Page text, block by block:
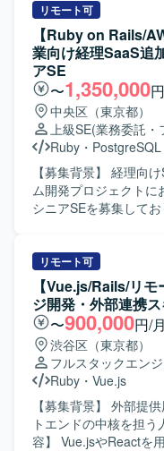
だきます。新機能追
チューニングなどを
反映していきます。 【求める人物像】 プロダクトや事業の
課題を理解しながら主
求めています。チーム
ラミングなどの開発ス
ける方、AIツールなど
組んでいただける方が望ましいで
力】 物流マッチングサ
発に携わることがで
を通じてスケーラブ
イティブな環境での開
Ruby、Ruby on Rails
React、Next.js、
上で構築されており、
DynamoDB、S3、
Dockerを用いたコン
よるバージョン管理、
CodeBuildによるCI/
ツールとしてClaude
Geminiを活用し、コ
Google Workspaceを
リモート可
【Ruby on Rails/
業向け経理SaaS追
アSE
〜1,350,000
中央区（東京都）
上級SE(業務委託・
Ruby ・ PostgreSQL
【募集背景】 経理向
ム開発プロジェクトに
シニアSEを募集して
【作業内容】 設計課
整理・起票、関係者
ただきます。設計から
捗管理を行っていただ
的で保守性の高い設計
PoCを実施していただ
社との仕様・スケジュ
案・報告資料の作成や
質担保もお任せいた
継ぎ資料のキャッチアッ
る人物像】 曖昧な課
リモート可
【Vue.js/Rails/リ
ジ開発・外部連携
〜900,000円/月
渋谷区（東京都）
フルスタックエン
Ruby ・ Vue.js
【募集背景】 外部提
トエンドの中核を担う人材
容】 Vue.jsやReactを